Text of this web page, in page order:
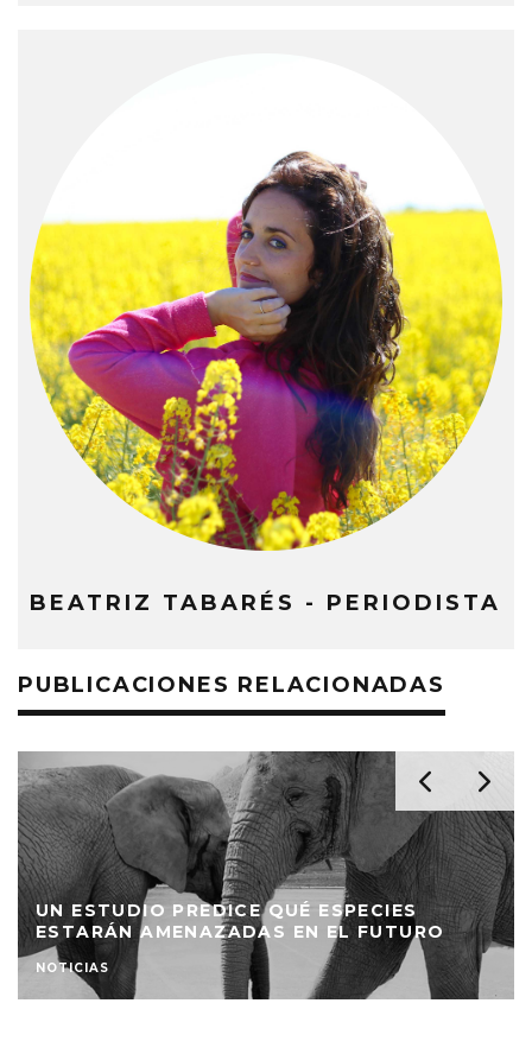
BEATRIZ TABARÉS - PERIODISTA
PUBLICACIONES RELACIONADAS
UN ESTUDIO PREDICE QUÉ ESPECIES
ESTARÁN AMENAZADAS EN EL FUTURO
NOTICIAS